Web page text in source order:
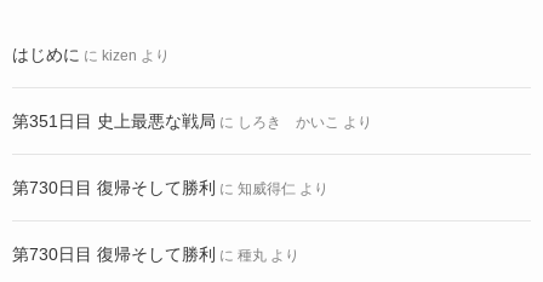
はじめに に kizen より
第351日目 史上最悪な戦局 に しろき かいこ より
第730日目 復帰そして勝利 に 知威得仁 より
第730日目 復帰そして勝利 に 種丸 より